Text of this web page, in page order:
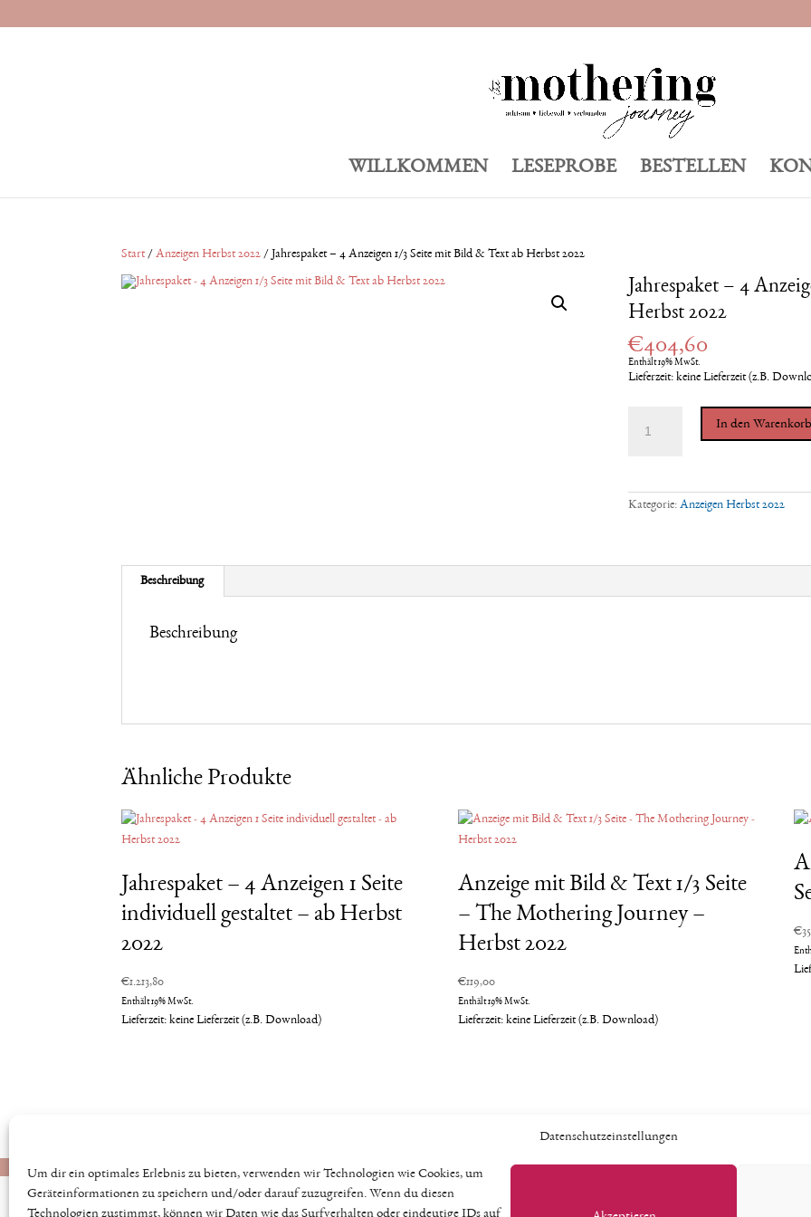
Datenschutzeinstellungen
Um dir ein optimales Erlebnis zu bieten, verwenden wir Technologien wie Cookies, um
Geräteinformationen zu speichern und/oder darauf zuzugreifen. Wenn du diesen
Technologien zustimmst, können wir Daten wie das Surfverhalten oder eindeutige IDs auf
WILLKOMMEN LESEPROBE BESTELLEN
Start/Anzeigen Herbst 2022 / Jahrespaket – 4 Anzeigen 1/3 Seite mit Bild & Text ab Herbst 2022
Jahrespaket – 4
Herbst 2022
€404,60
Enthält 19% MwSt.
Lieferzeit: keine Lieferzeit (z.B.
mit
In den Warenkorb
Kategorie: Anzeigen Herbst 2022
Beschreibung
Beschreibung
Ähnliche Produkte
Jahrespaket – 4 Anzeigen 1 Seite
individuell gestaltet – ab Herbst
2022
€1.213,80
Enthält 19% MwSt.
Lieferzeit: keine Lieferzeit (z.B. Download)
Anzeige mit Bild & Text 1/3 Seite
– The Mothering Journey –
Herbst 2022
€119,00
Enthält 19% MwSt.
Lieferzeit: keine Lieferzeit (z.B. Download)
€